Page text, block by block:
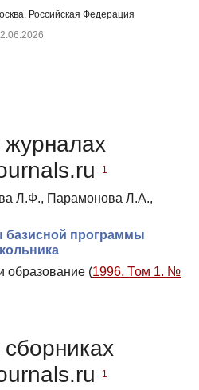
Российская Федерация
1
Л.Ф., Парамонова Л.А.,
базисной программы
образование (1996. Том 1. №
1